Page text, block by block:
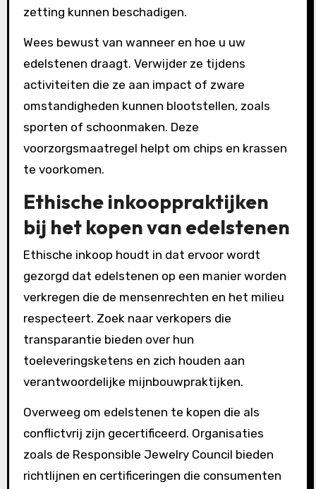
zetting kunnen beschadigen.
Wees bewust van wanneer en hoe u uw
edelstenen draagt. Verwijder ze tijdens
activiteiten die ze aan impact of zware
omstandigheden kunnen blootstellen, zoals
sporten of schoonmaken. Deze
voorzorgsmaatregel helpt om chips en krassen
te voorkomen.
Ethische inkooppraktijken
bij het kopen van edelstenen
Ethische inkoop houdt in dat ervoor wordt
gezorgd dat edelstenen op een manier worden
verkregen die de mensenrechten en het milieu
respecteert. Zoek naar verkopers die
transparantie bieden over hun
toeleveringsketens en zich houden aan
verantwoordelijke mijnbouwpraktijken.
Overweeg om edelstenen te kopen die als
conflictvrij zijn gecertificeerd. Organisaties
zoals de Responsible Jewelry Council bieden
richtlijnen en certificeringen die consumenten